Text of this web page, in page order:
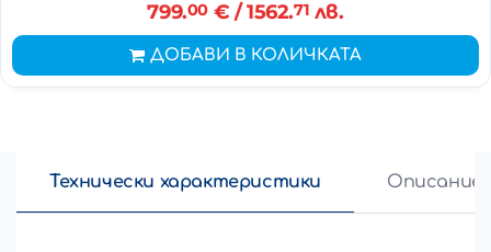
799.00€ / 1562.71 лв.
ДОБАВИ В КОЛИЧКАТА
Технически характеристики Описание